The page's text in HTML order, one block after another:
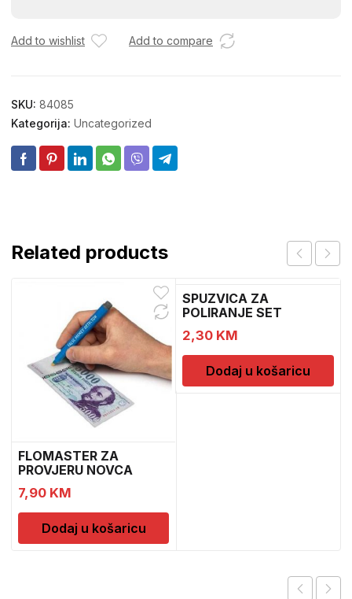
A2
Add to wishlist Add to compare
SKU: 84085
Kategorija: Uncategorized
Related products
FLOMASTER ZA
PROVJERU NOVCA
SAFESCAN 30
7,90 KM
Dodaj u košaricu
SPUZVICA ZA
POLIRANJE SET
2,30 KM
Dodaj u košaricu